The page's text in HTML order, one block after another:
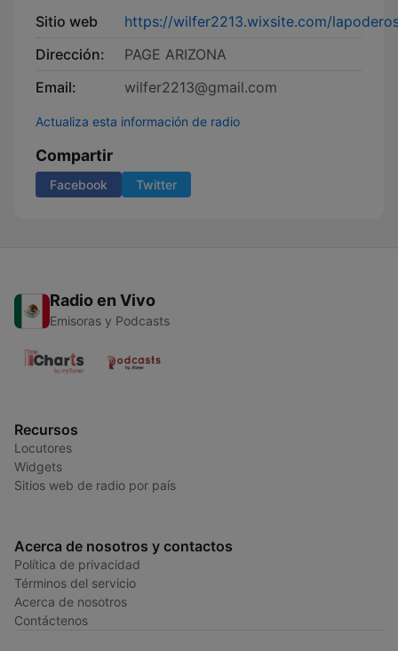
Sitio web
https://wilfer2213.wixsite.com/
Dirección:
PAGE ARIZONA
Email:
wilfer2213@gmail.com
Actualiza esta información de radio
Compartir
Facebook Twitter
Radio en Vivo
Emisoras y Podcasts
Recursos
Locutores
Widgets
Sitios web de radio por país
Acerca de nosotros y contactos
Política de privacidad
Términos del servicio
Acerca de nosotros
Contáctenos